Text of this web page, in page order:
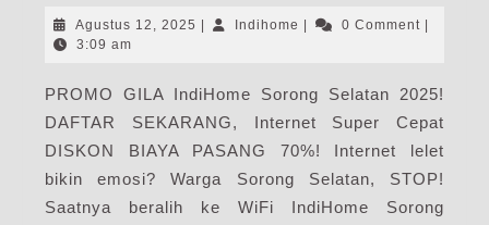
Agustus 12, 2025 AgustusIndihome Indihome0 Comment
3:09 am
PROMO GILA IndiHome Sorong Selatan 2025!
DAFTAR SEKARANG, Internet Super Cepat
DISKON BIAYA PASANG 70%! Internet lelet
bikin emosi? Warga Sorong Selatan, STOP!
Saatnya beralih ke WiFi IndiHome Sorong